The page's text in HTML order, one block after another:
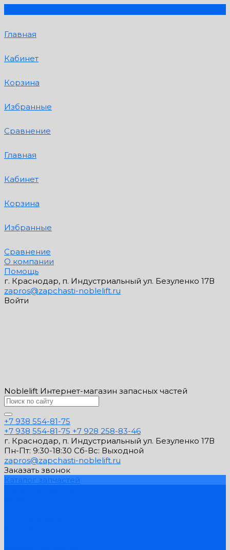
Главная
Кабинет
Корзина
Избранные
Сравнение
Главная
Кабинет
Корзина
Избранные
Сравнение
О компании
Помощь
г. Краснодар, п. Индустриальный ул. Безуленко 17В
zapros@zapchasti-noblelift.ru
Войти
Noblelift Интернет-магазин запасных частей
+7 938 554-81-75
+7 938 554-81-75 +7 928 258-83-46
г. Краснодар, п. Индустриальный ул. Безуленко 17В
Пн-Пт: 9:30-18:30 Cб-Вс: Выходной
zapros@zapchasti-noblelift.ru
Заказать звонок
Каталог запчастей